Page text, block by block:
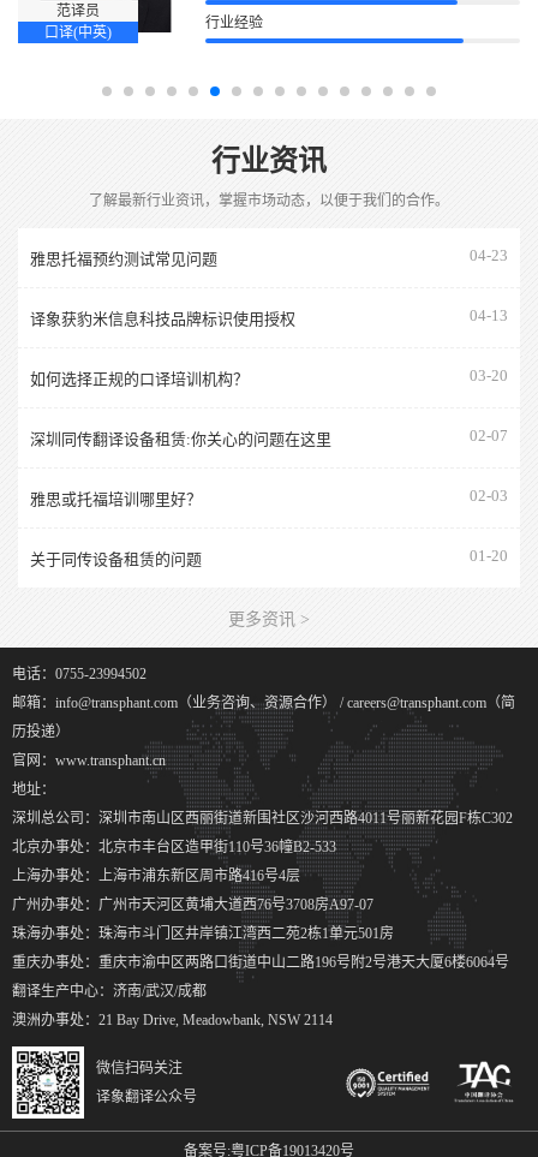
范译员
口译(中英)
行业经验
行业资讯
了解最新行业资讯，掌握市场动态，以便于我们的合作。
雅思托福预约测试常见问题 04-23
译象获豹米信息科技品牌标识使用授权 04-13
如何选择正规的口译培训机构？ 03-20
深圳同传翻译设备租赁:你关心的问题在这里 02-07
雅思或托福培训哪里好？ 02-03
关于同传设备租赁的问题 01-20
更多资讯 >
电话：0755-23994502
邮箱：info@transphant.com（业务咨询、资源合作） / careers@transphant.com（简
历投递）
官网：www.transphant.cn
地址：
深圳总公司：深圳市南山区西丽街道新围社区沙河西路4011号丽新花园F栋C302
北京办事处：北京市丰台区造甲街110号36幢B2-533
上海办事处：上海市浦东新区周市路416号4层
广州办事处：广州市天河区黄埔大道西76号3708房A97-07
珠海办事处：珠海市斗门区井岸镇江湾西二苑2栋1单元501房
重庆办事处：重庆市渝中区两路口街道中山二路196号附2号港天大厦6楼6064号
翻译生产中心：济南/武汉/成都
澳洲办事处：21 Bay Drive, Meadowbank, NSW 2114
微信扫码关注
译象翻译公众号
备案号:粤ICP备19013420号